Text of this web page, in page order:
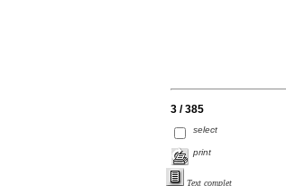
3 / 385
select
print
Text complet